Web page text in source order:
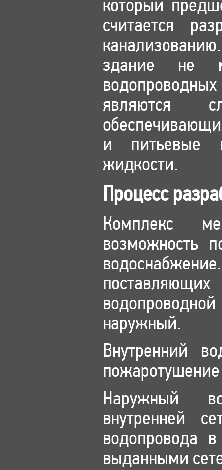
который
считается
здание не
являются
и питьевые
жидкости.
Процесс
Комплекс
возможность
наружный.
Внутренний
Наружный
внутренней
водопровода
выданными